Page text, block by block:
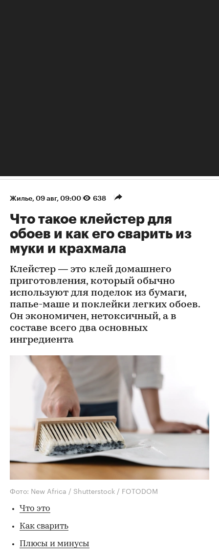
Жилье 09 авг, 09:00 638
Что такое клейстер для
обоев и как его сварить из
муки и крахмала
Клейстер — это клей домашнего
приготовления, который обычно
используют для поделок из бумаги,
папье-маше и поклейки легких обоев.
Он экономичен, нетоксичный, а в
составе всего два основных
ингредиента
Фото: New Africa / Shutterstock / FOTODOM
Что это
Как сварить
Плюсы и минусы